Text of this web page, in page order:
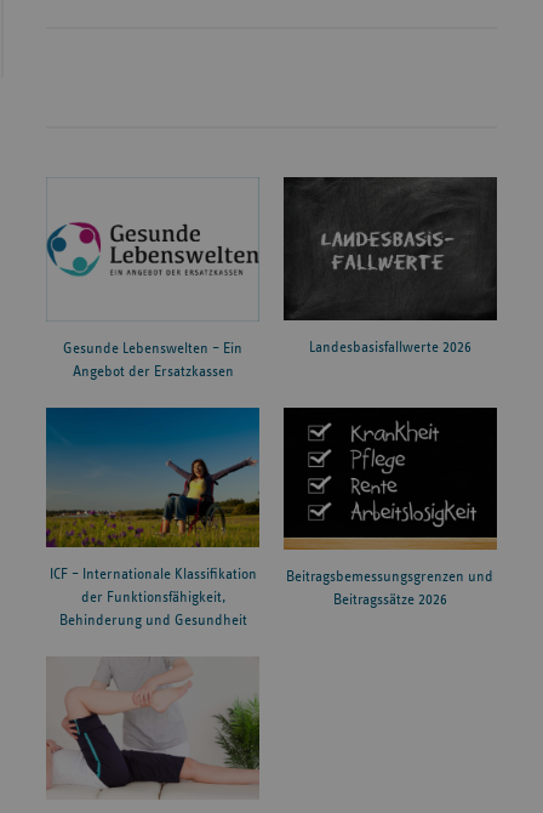
Gesunde Lebenswelten – Ein
Angebot der Ersatzkassen
Landesbasisfallwerte 2026
ICF – Internationale Klassifikation
der Funktionsfähigkeit,
Behinderung und Gesundheit
Beitragsbemessungsgrenzen und
Beitragssätze 2026